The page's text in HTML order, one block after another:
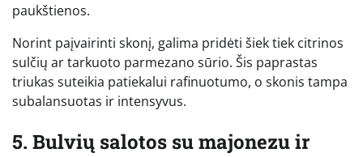
paukštienos.
Norint paįvairinti skonį, galima pridėti šiek tiek citrinos
sulčių ar tarkuoto parmezano sūrio. Šis paprastas
triukas suteikia patiekalui rafinuotumo, o skonis tampa
subalansuotas ir intensyvus.
5. Bulvių salotos su majonezu ir